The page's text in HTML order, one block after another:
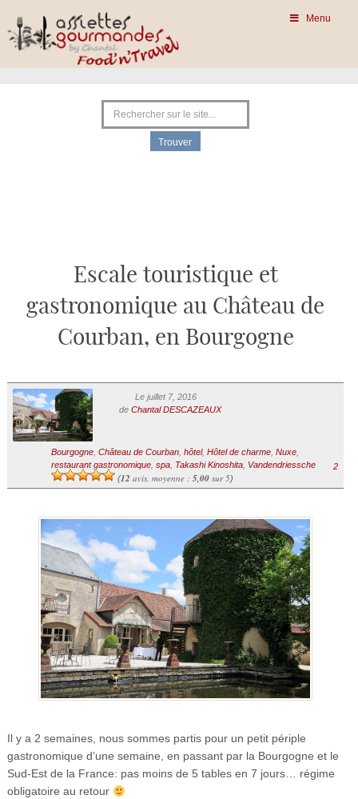
Menu
Escale touristique et
gastronomique au Château de
Courban, en Bourgogne
Le juillet 7, 2016
de Chantal DESCAZEAUX
Bourgogne, Château de Courban, hôtel, Hôtel de charme, Nuxe,
restaurant gastronomique, spa, Takashi Kinoshita, Vandendriessche
(12 avis, moyenne : 5,00sur 5)
2
Il y a 2 semaines, nous sommes partis pour un petit périple
gastronomique d’une semaine, en passant par la Bourgogne et le
Sud-Est de la France: pas moins de 5 tables en 7 jours… régime
obligatoire au retour